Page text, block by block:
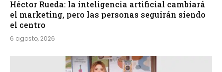
Héctor Rueda: la inteligencia artificial cambiará
el marketing, pero las personas seguirán siendo
el centro
6 agosto, 2026